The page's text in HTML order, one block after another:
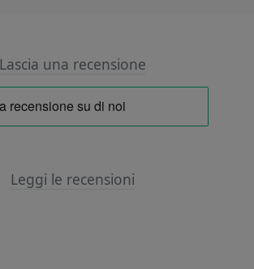
Lascia una recensione
Leggi le recensioni